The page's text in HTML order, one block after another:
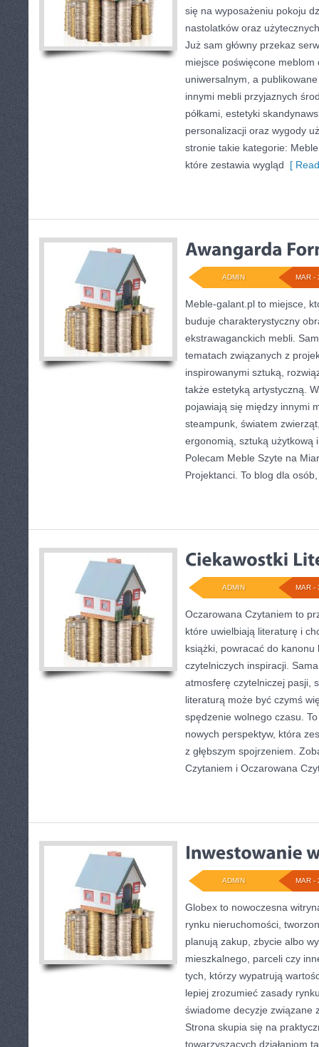
się na wyposażeniu pokoju
nastolatków oraz
Już sam główny przekaz
miejsce poświęcone meblom
uniwersalnym, a
innymi mebli przyjaznych
półkami, estetyki
personalizacji oraz wygody
stronie takie kategorie:
które zestawia wygląd [
MAR -
ADMIN
Meble-galant.pl to miejsce,
buduje charakterystyczny
ekstrawaganckich mebli.
tematach związanych z
inspirowanymi sztuką,
także estetyką artystyczną.
pojawiają się między innymi
steampunk, światem
ergonomią, sztuką użytkową
Polecam Meble Szyte na
Projektanci. To blog dla
MAR -
ADMIN
Oczarowana Czytaniem to
które uwielbiają literaturę i
książki, powracać do
czytelniczych inspiracji.
atmosferę czytelniczej pasji,
literaturą może być czymś
spędzenie wolnego czasu.
nowych perspektyw, która
z głębszym spojrzeniem.
Czytaniem i Oczarowana
MAR -
ADMIN
Globex to nowoczesna
rynku nieruchomości,
planują zakup, zbycie albo
mieszkalnego, parceli czy
tych, którzy wypatrują
lepiej zrozumieć zasady
świadome decyzje związane
Strona skupia się na
towarzyszących działaniom